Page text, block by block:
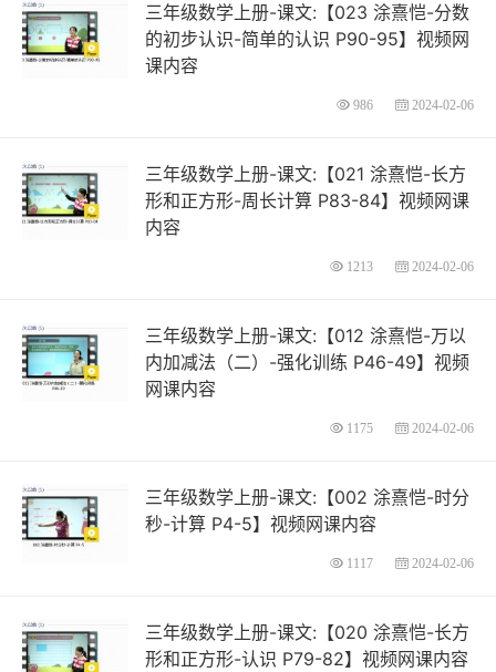
三年级数学上册-课文:【023 涂熹恺-分数
的初步认识-简单的认识 P90-95】视频网
课内容
986 2024-02-06
三年级数学上册-课文:【021 涂熹恺-长方
形和正方形-周长计算 P83-84】视频网课
内容
1213 2024-02-06
三年级数学上册-课文:【012 涂熹恺-万以
内加减法（二）-强化训练 P46-49】视频
网课内容
1175 2024-02-06
三年级数学上册-课文:【002 涂熹恺-时分
秒-计算 P4-5】视频网课内容
1117 2024-02-06
三年级数学上册-课文:【020 涂熹恺-长方
形和正方形-认识 P79-82】视频网课内容